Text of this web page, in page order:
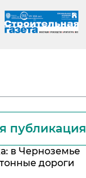
публикация
в Черноземье
дороги